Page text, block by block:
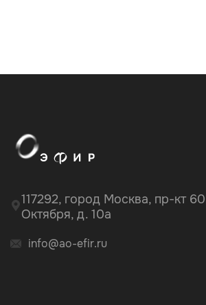
117292, город Москва, пр-кт
Октября, д. 10а
info@ao-efir.ru